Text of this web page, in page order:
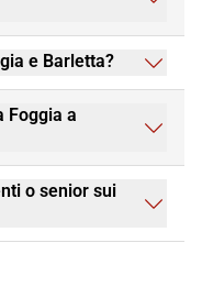
e Barletta?
Foggia a
o senior sui